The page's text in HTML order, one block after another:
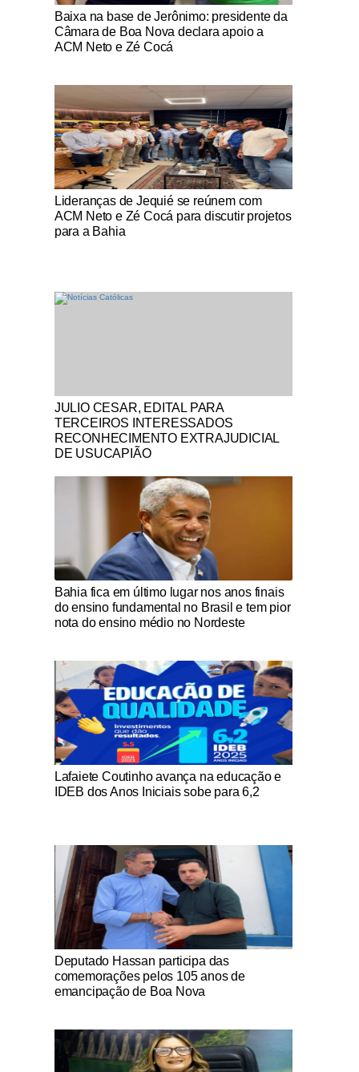
Notícias Católicas
Baixa na base de Jerônimo: presidente da
Câmara de Boa Nova declara apoio a
ACM Neto e Zé Cocá
Notícias Católicas
Lideranças de Jequié se reúnem com
ACM Neto e Zé Cocá para discutir projetos
para a Bahia
Notícias Católicas
JULIO CESAR, EDITAL PARA
TERCEIROS INTERESSADOS
RECONHECIMENTO EXTRAJUDICIAL
DE USUCAPIÃO
Notícias Católicas
Bahia fica em último lugar nos anos finais
do ensino fundamental no Brasil e tem pior
nota do ensino médio no Nordeste
Notícias Católicas
Lafaiete Coutinho avança na educação e
IDEB dos Anos Iniciais sobe para 6,2
Notícias Católicas
Deputado Hassan participa das
comemorações pelos 105 anos de
emancipação de Boa Nova